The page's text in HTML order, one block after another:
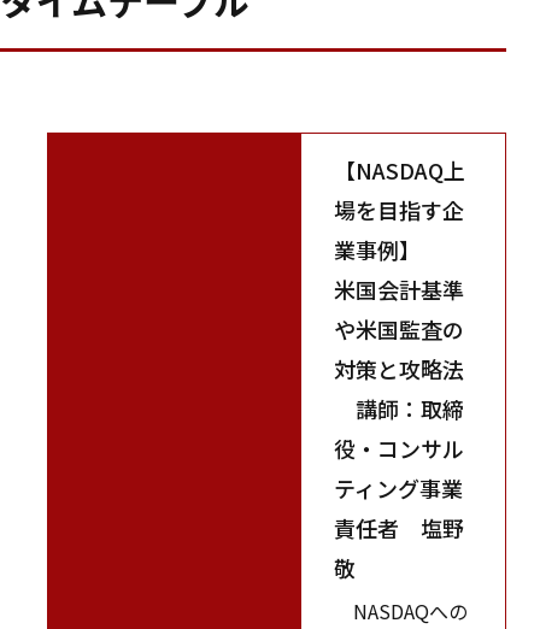
【NASDAQ上
場を目指す企
業事例】
米国会計基準
や米国監査の
対策と攻略法
講師：取締
役・コンサル
ティング事業
責任者 塩野
敬
NASDAQへの